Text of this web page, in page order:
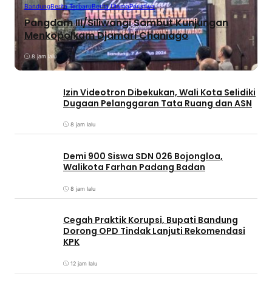
BandungBerita TerbaruBerita UtamaPeristiwa
Pangdam III/Siliwangi Sambut Kunjungan
Menkopolkam Djamari Chaniago
8 jam lalu
Izin Videotron Dibekukan, Wali Kota Selidiki
Dugaan Pelanggaran Tata Ruang dan ASN
8 jam lalu
Demi 900 Siswa SDN 026 Bojongloa,
Walikota Farhan Padang Badan
8 jam lalu
Cegah Praktik Korupsi, Bupati Bandung
Dorong OPD Tindak Lanjuti Rekomendasi
KPK
12 jam lalu